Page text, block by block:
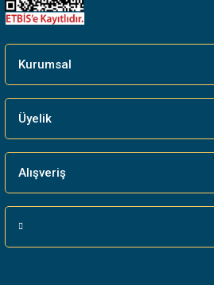
Kurumsal
Üyelik
Alışveriş